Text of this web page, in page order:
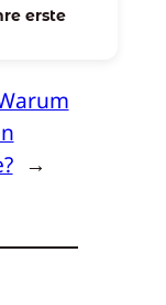
erste
→